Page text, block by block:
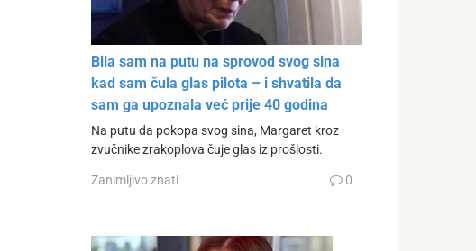
Bila sam na putu na sprovod svog sina
kad sam čula glas pilota – i shvatila da
sam ga upoznala već prije 40 godina
Na putu da pokopa svog sina, Margaret kroz
zvučnike zrakoplova čuje glas iz prošlosti.
Zanimljivo znati 0